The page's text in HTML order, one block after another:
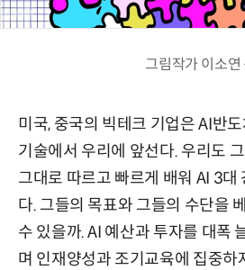
그림작가 이소연
미국, 중국의 빅테크 기업은 AI반
기술에서 우리에 앞선다. 우리도
그대로 따르고 빠르게 배워 AI 3대
다. 그들의 목표와 그들의 수단을
수 있을까. AI 예산과 투자를 대폭
며 인재양성과 조기교육에 집중하